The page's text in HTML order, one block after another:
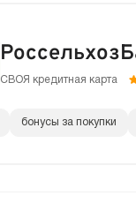
СВОЯ кредитная карта
бонусы за покупки